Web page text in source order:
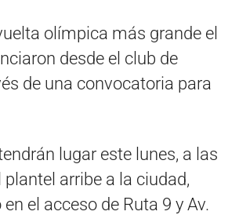
olímpica más grande el
desde el club de
de una convocatoria para
lugar este lunes, a las
plantel arribe a la ciudad,
el acceso de Ruta 9 y Av.